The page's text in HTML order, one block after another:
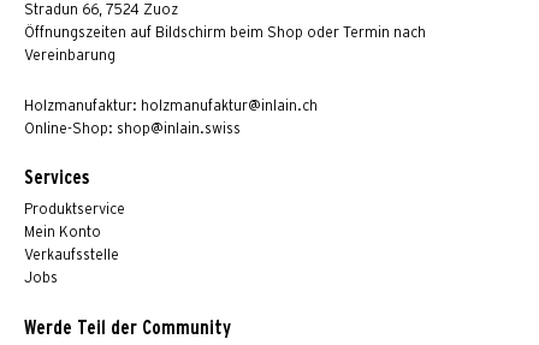
Stradun 66, 7524 Zuoz
Öffnungszeiten auf Bildschirm beim Shop oder Termin nach
Vereinbarung
Holzmanufaktur: holzmanufaktur@inlain.ch
Online-Shop: shop@inlain.swiss
Services
Produktservice
Mein Konto
Verkaufsstelle
Jobs
Werde Teil der Community